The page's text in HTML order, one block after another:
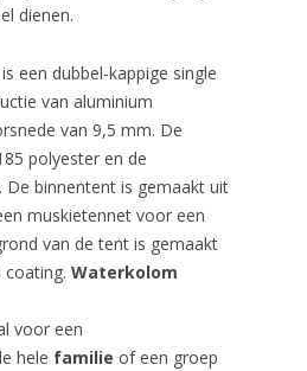
dienen.
is een dubbel-kappige single
van aluminium
van 9,5 mm. De
polyester en de
De binnentent is gemaakt uit
muskietennet voor een
van de tent is gemaakt
Waterkolom
voor een
hele familie of een groep